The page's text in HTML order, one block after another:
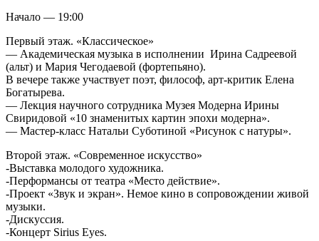
Начало — 19:00
Первый этаж. «Классическое»
— Академическая музыка в исполнении Ирина Садреевой
(альт) и Мария Чегодаевой (фортепьяно).
В вечере также участвует поэт, философ, арт-критик Елена
Богатырева.
— Лекция научного сотрудника Музея Модерна Ирины
Свиридовой «10 знаменитых картин эпохи модерна».
— Мастер-класс Натальи Суботиной «Рисунок с натуры».
Второй этаж. «Современное искусство»
-Выставка молодого художника.
-Перформансы от театра «Место действие».
-Проект «Звук и экран». Немое кино в сопровождении живой
музыки.
-Дискуссия.
-Концерт Sirius Eyes.